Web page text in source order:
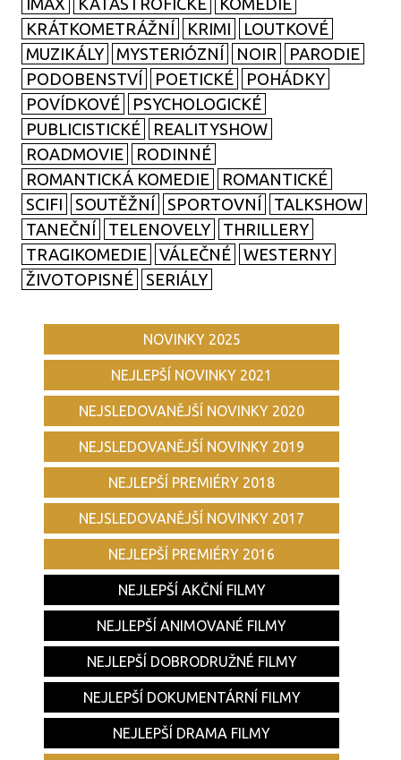
IMAX
KATASTROFICKÉ
KOMEDIE
KRÁTKOMETRÁŽNÍ
KRIMI
LOUTKOVÉ
MUZIKÁLY
MYSTERIÓZNÍ NOIR
PARODIE
PODOBENSTVÍ
POETICKÉ
POHÁDKY
POVÍDKOVÉ
PSYCHOLOGICKÉ
PUBLICISTICKÉ
REALITYSHOW
ROADMOVIE
RODINNÉ
ROMANTICKÁ KOMEDIE
ROMANTICKÉ
SCIFI
SOUTĚŽNÍ SPORTOVNÍ
TALKSHOW
TANEČNÍ
TELENOVELY
THRILLERY
TRAGIKOMEDIE
VÁLEČNÉ
WESTERNY
ŽIVOTOPISNÉ
SERIÁLY
NOVINKY 2025
NEJLEPŠÍ NOVINKY 2021
NEJSLEDOVANĚJŠÍ NOVINKY 2020
NEJSLEDOVANĚJŠÍ NOVINKY 2019
NEJLEPŠÍ PREMIÉRY 2018
NEJSLEDOVANĚJŠÍ NOVINKY 2017
NEJLEPŠÍ PREMIÉRY 2016
NEJLEPŠÍ AKČNÍ FILMY
NEJLEPŠÍ ANIMOVANÉ FILMY
NEJLEPŠÍ DOBRODRUŽNÉ FILMY
NEJLEPŠÍ DOKUMENTÁRNÍ FILMY
NEJLEPŠÍ DRAMA FILMY